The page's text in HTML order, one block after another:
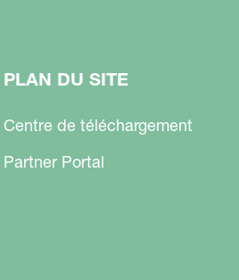
PLAN DU SITE
Centre de téléchargement
Partner Portal